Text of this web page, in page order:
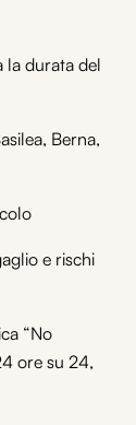
la durata del
Berna,
e rischi
“No
ore su 24,